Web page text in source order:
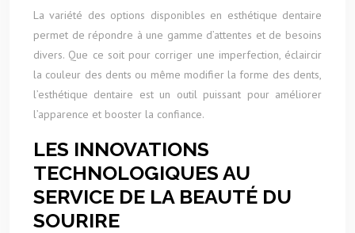
La variété des options disponibles en esthétique dentaire
permet de répondre à une gamme d’attentes et de besoins
divers. Que ce soit pour corriger une imperfection, éclaircir
la couleur des dents ou même modifier la forme des dents,
l’esthétique dentaire est un outil puissant pour améliorer
l’apparence et booster la confiance.
LES INNOVATIONS
TECHNOLOGIQUES AU
SERVICE DE LA BEAUTÉ DU
SOURIRE